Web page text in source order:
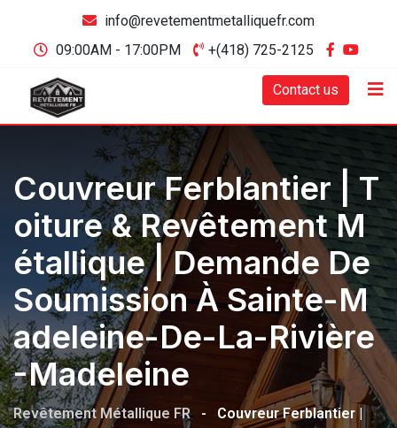
info@revetementmetalliquefr.com
09:00AM - 17:00PM
+(418) 725-2125
Contact us
Couvreur Ferblantier | T
Oiture & Revêtement M
Étallique | Demande De
Soumission À Sainte-M
Adeleine-De-La-Rivière
-Madeleine
Revêtement Métallique FR -
Couvreur Ferblantier |